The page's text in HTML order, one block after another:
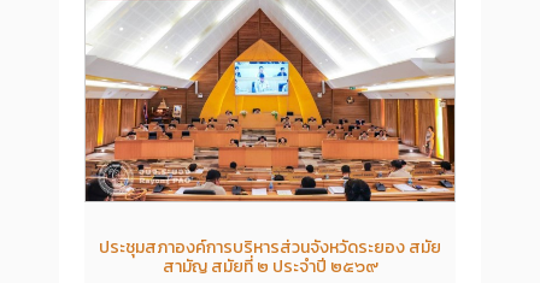
ประชุมสภาองค์การบริหารส่วนจังหวัดระยอง สมัย
สามัญ สมัยที่ ๒ ประจำปี ๒๕๖๙